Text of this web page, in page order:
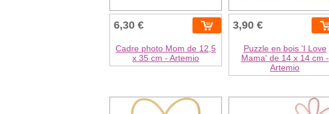
6,30 €
Cadre photo Mom de 12,5
x 35 cm - Artemio
3,90 €
Puzzle en bois 'I Love
Mama' de 14 x 14 cm -
Artemio